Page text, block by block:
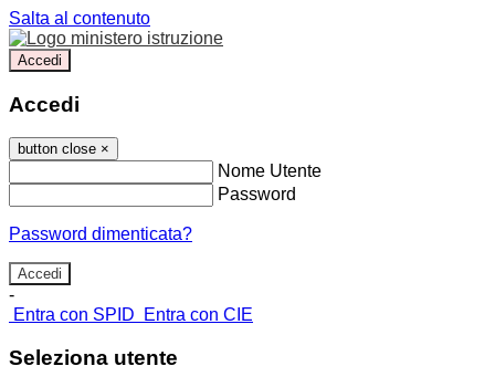
Salta al contenuto
Accedi
Accedi
button close ×
Nome Utente
Password
Password dimenticata?
-
Entra con SPID
Entra con CIE
Seleziona utente